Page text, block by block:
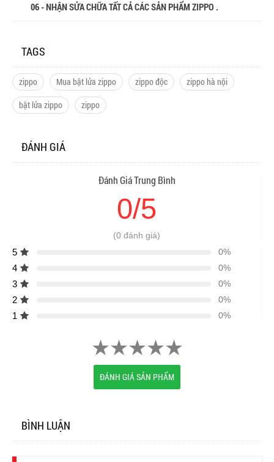
06 - NHẬN SỬA CHỮA TẤT CẢ CÁC SẢN PHẨM ZIPPO .
TAGS
zippo Mua bật lửa zippo zippo độc
zippo hà nội
bật lửa zippo
zippo
ĐÁNH GIÁ
Đánh Giá Trung Bình
0/5
(0 đánh giá)
5 0%
4 0%
3 0%
2 0%
1 0%
ĐÁNH GIÁ SẢN PHẨM
BÌNH LUẬN